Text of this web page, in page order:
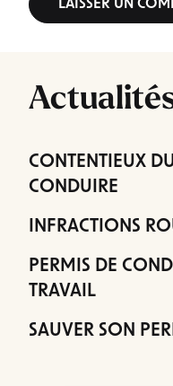
CONTENTIEUX
CONDUIRE
INFRACTIONS
PERMIS DE
TRAVAIL
SAUVER SON